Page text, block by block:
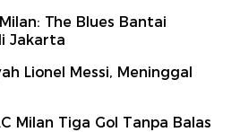
The Blues Bantai
Jakarta
Lionel Messi, Meninggal
Milan Tiga Gol Tanpa Balas